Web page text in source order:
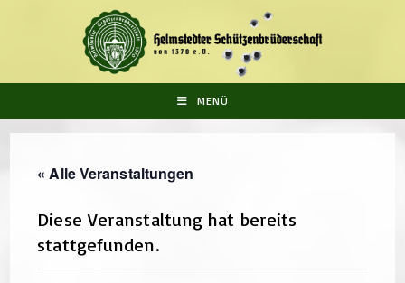
MENÜ
« Alle Veranstaltungen
Diese Veranstaltung hat bereits
stattgefunden.